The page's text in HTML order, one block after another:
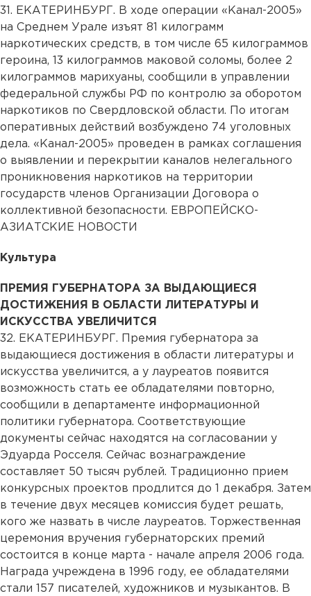
31. ЕКАТЕРИНБУРГ. В ходе операции «Канал-2005»
на Среднем Урале изъят 81 килограмм
наркотических средств, в том числе 65 килограммов
героина, 13 килограммов маковой соломы, более 2
килограммов марихуаны, сообщили в управлении
федеральной службы РФ по контролю за оборотом
наркотиков по Свердловской области. По итогам
оперативных действий возбуждено 74 уголовных
дела. «Канал-2005» проведен в рамках соглашения
о выявлении и перекрытии каналов нелегального
проникновения наркотиков на территории
государств членов Организации Договора о
коллективной безопасности. ЕВРОПЕЙСКО-
АЗИАТСКИЕ НОВОСТИ
Культура
ПРЕМИЯ ГУБЕРНАТОРА ЗА ВЫДАЮЩИЕСЯ
ДОСТИЖЕНИЯ В ОБЛАСТИ ЛИТЕРАТУРЫ И
ИСКУССТВА УВЕЛИЧИТСЯ
32. ЕКАТЕРИНБУРГ. Премия губернатора за
выдающиеся достижения в области литературы и
искусства увеличится, а у лауреатов появится
возможность стать ее обладателями повторно,
сообщили в департаменте информационной
политики губернатора. Соответствующие
документы сейчас находятся на согласовании у
Эдуарда Росселя. Сейчас вознаграждение
составляет 50 тысяч рублей. Традиционно прием
конкурсных проектов продлится до 1 декабря. Затем
в течение двух месяцев комиссия будет решать,
кого же назвать в числе лауреатов. Торжественная
церемония вручения губернаторских премий
состоится в конце марта - начале апреля 2006 года.
Награда учреждена в 1996 году, ее обладателями
стали 157 писателей, художников и музыкантов. В